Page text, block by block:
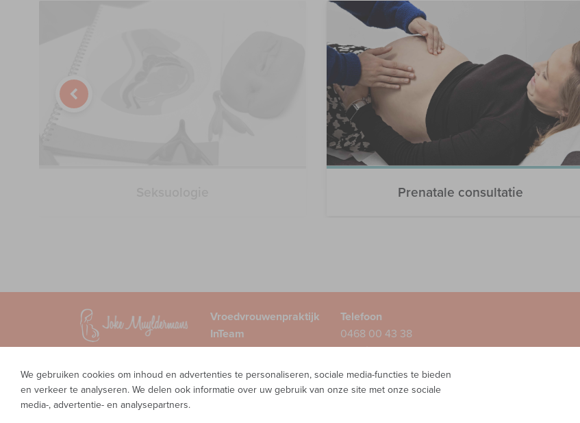
Prenatale consultatie
We gebruiken cookies om inhoud en advertenties te personaliseren, sociale media-functies te bieden
en verkeer te analyseren. We delen ook informatie over uw gebruik van onze site met onze sociale
media-, advertentie- en analysepartners.
Vroedvrouwenpraktijk
InTeam
Waversesteenweg 51A
1560 Hoeilaart
Privacy
Telefoon
0468 00 43 38
E-mail
info@inteam-vroedvrouwenpraktijk.be